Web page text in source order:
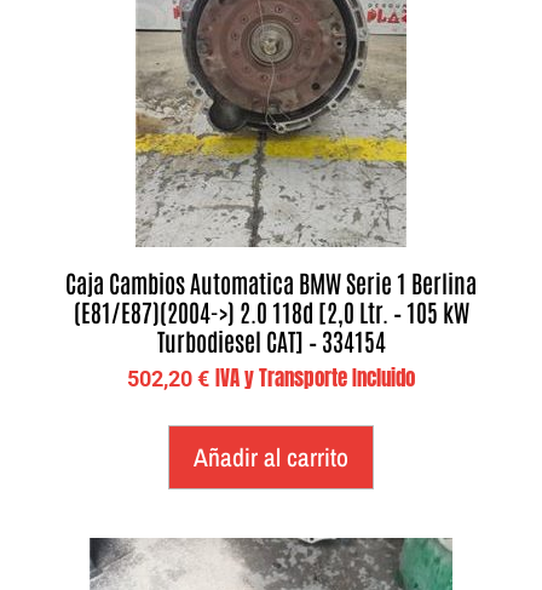
Caja Cambios Automatica BMW Serie 1 Berlina
(E81/E87)(2004->) 2.0 118d [2,0 Ltr. – 105 kW
Turbodiesel CAT] – 334154
502,20€ IVA y Transporte Incluido
Añadir al carrito